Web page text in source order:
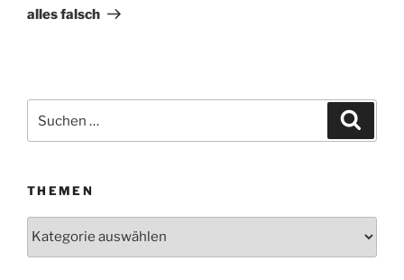
Beitrag
alles falsch
nach:
THEMEN
Themen